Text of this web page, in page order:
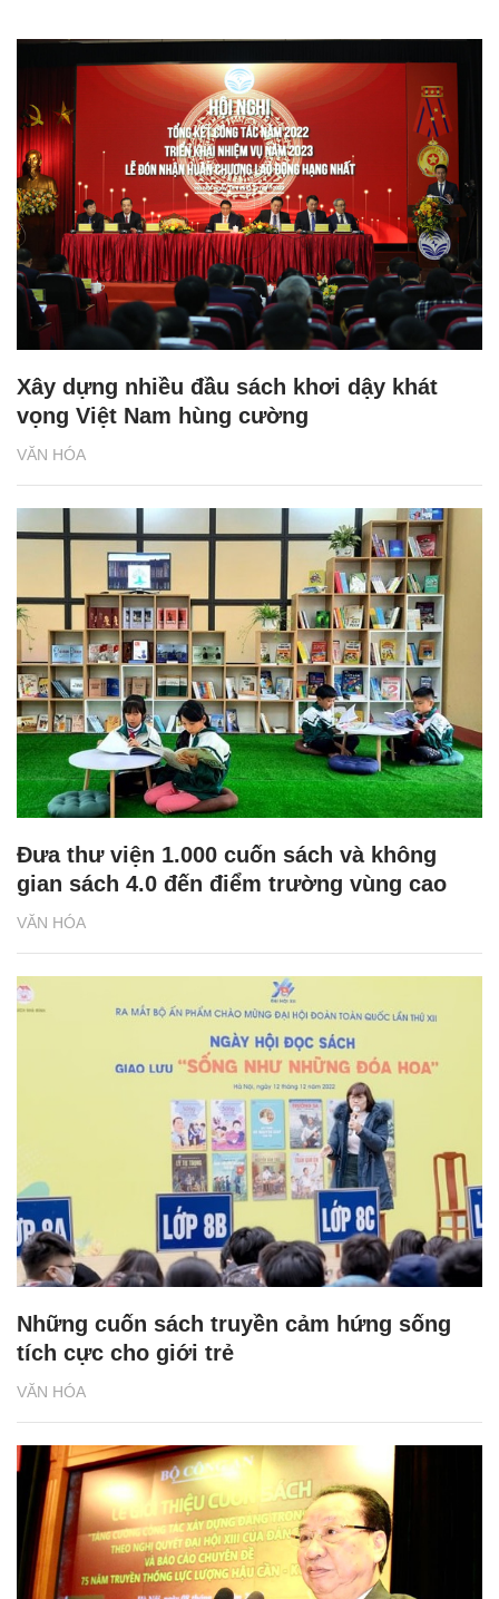
VĂN HÓA
Xây dựng nhiều đầu sách khơi dậy khát
vọng Việt Nam hùng cường
VĂN HÓA
Đưa thư viện 1.000 cuốn sách và không
gian sách 4.0 đến điểm trường vùng cao
VĂN HÓA
Những cuốn sách truyền cảm hứng sống
tích cực cho giới trẻ